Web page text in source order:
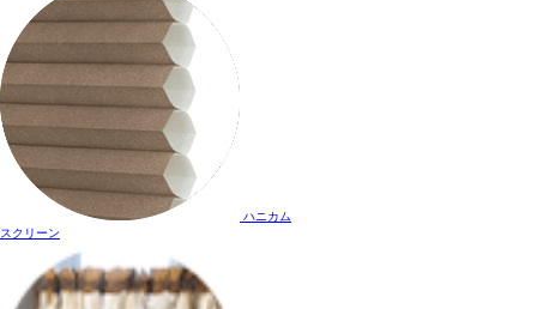
ハニカム
スクリーン